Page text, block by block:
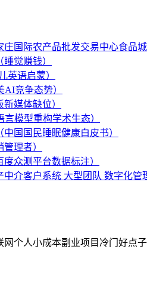
国际农产品批发交易中心食品城
觉赚钱）
英语启蒙）
竞争态势）
媒体缺位）
模型重构学术生态）
国国民睡眠健康白皮书）
理者）
众测平台数据标注）
介客户系统 大型团队 数字化管
个人小成本副业项目冷门好点子